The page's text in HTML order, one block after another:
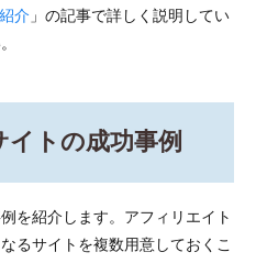
介 」の記事で詳しく説明してい
トの成功事例
を紹介します。アフィリエイト
るサイトを複数用意しておくこ